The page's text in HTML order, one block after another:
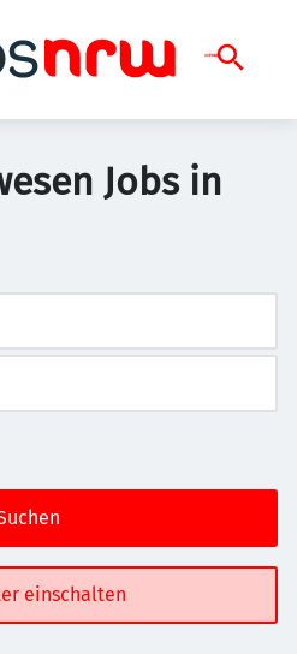
Jobs in
einschalten